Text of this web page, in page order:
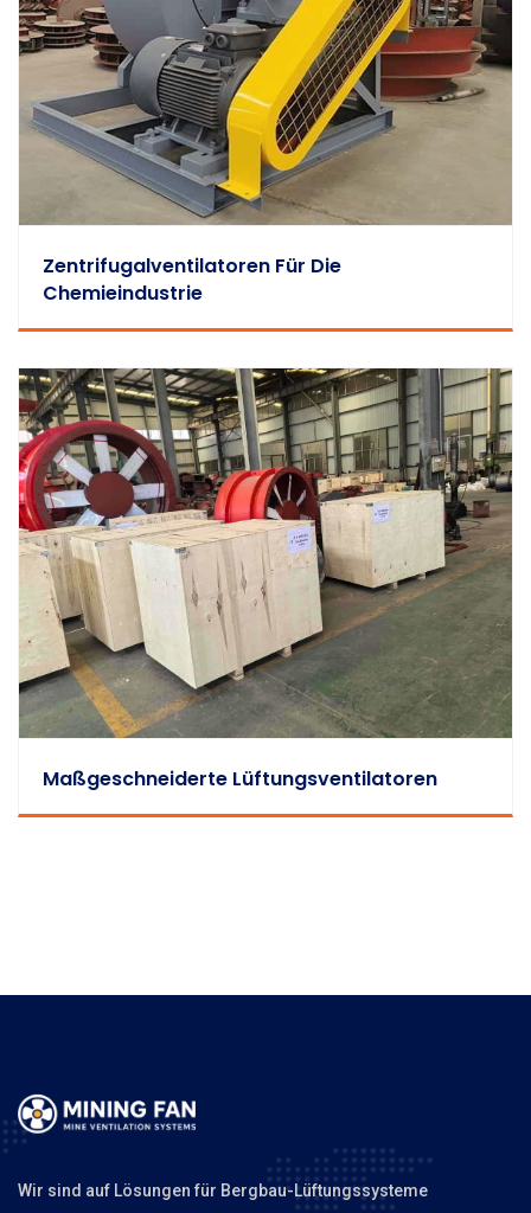
Zentrifugalventilatoren Für Die
Chemieindustrie
Maßgeschneiderte Lüftungsventilatoren
Wir sind auf Lösungen für Bergbau-Lüftungssysteme